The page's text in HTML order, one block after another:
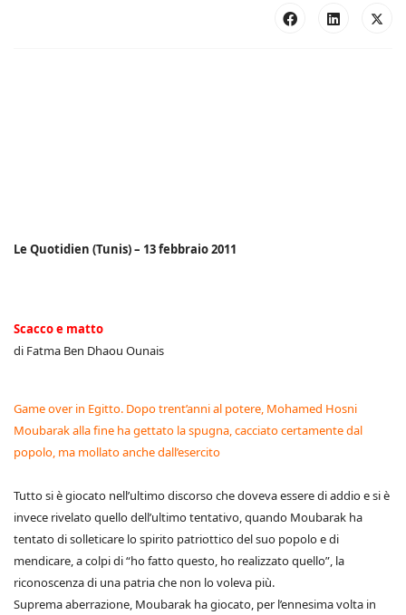
Le Quotidien (Tunis) – 13 febbraio 2011
Scacco e matto
di Fatma Ben Dhaou Ounais
Game over in Egitto. Dopo trent’anni al potere, Mohamed Hosni
Moubarak alla fine ha gettato la spugna, cacciato certamente dal
popolo, ma mollato anche dall’esercito
Tutto si è giocato nell’ultimo discorso che doveva essere di addio e si è
invece rivelato quello dell’ultimo tentativo, quando Moubarak ha
tentato di solleticare lo spirito patriottico del suo popolo e di
mendicare, a colpi di “ho fatto questo, ho realizzato quello”, la
riconoscenza di una patria che non lo voleva più.
Suprema aberrazione, Moubarak ha giocato, per l’ennesima volta in